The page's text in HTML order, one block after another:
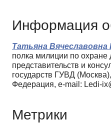
Информация
Татьяна Вячеславовна
полка милиции по охране
представительств и
государств ГУВД
Федерация, e-mail: Ledi-
Метрики